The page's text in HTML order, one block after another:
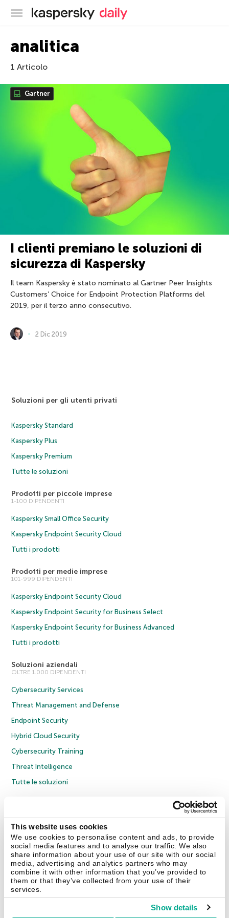
This website uses cookies
We use cookies to personalise content and ads, to provide
social media features and to analyse our traffic. We also
share information about your use of our site with our social
media, advertising and analytics partners who may
combine it with other information that you’ve provided to
them or that they’ve collected from your use of their
services.
Show details
Blog ufficiale di Kaspersky
analitica
1 Articolo
Gartner
I clienti premiano le soluzioni di
sicurezza di Kaspersky
Il team Kaspersky è stato nominato al Gartner Peer Insights
Customers’ Choice for Endpoint Protection Platforms del
2019, per il terzo anno consecutivo.
2 Dic 2019
Soluzioni per gli utenti privati
Kaspersky Standard
Kaspersky Plus
Kaspersky Premium
Tutte le soluzioni
Prodotti per piccole imprese
1-100 DIPENDENTI
Kaspersky Small Office Security
Kaspersky Endpoint Security Cloud
Tutti i prodotti
Prodotti per medie imprese
101-999 DIPENDENTI
Kaspersky Endpoint Security Cloud
Kaspersky Endpoint Security for Business Select
Kaspersky Endpoint Security for Business Advanced
Tutti i prodotti
Soluzioni aziendali
OLTRE 1.000 DIPENDENTI
Cybersecurity Services
Threat Management and Defense
Endpoint Security
Hybrid Cloud Security
Cybersecurity Training
Threat Intelligence
Tutte le soluzioni
Informativa sulla privacy
Cookies
Contatti Chi siamo Partner Blog Centro risorse Comunicati stampa
Securelist Eugene Personal Blog Encyclopedia